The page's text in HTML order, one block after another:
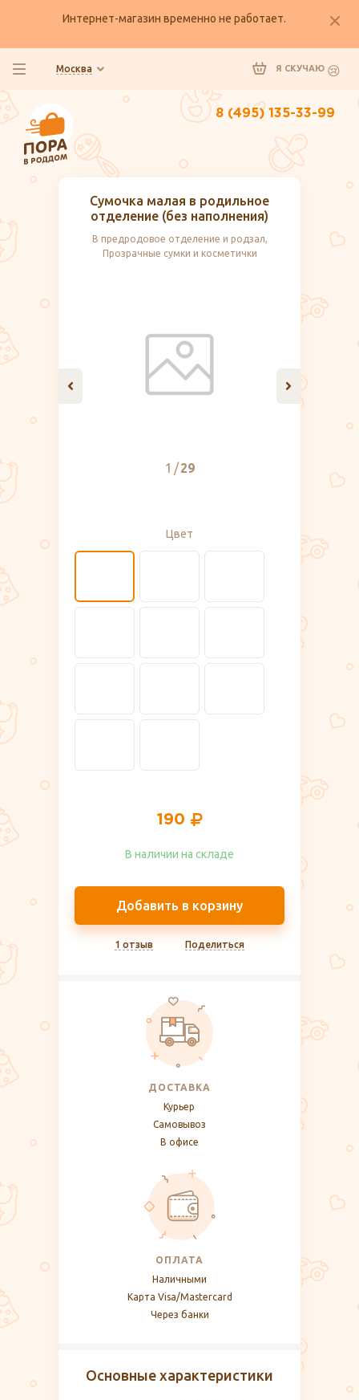
Интернет-магазин временно не работает.
Москва Я СКУЧАЮ
8 (495) 135-33-99
Сумочка малая в родильное
отделение (без наполнения)
В предродовое отделение и родзал,
Прозрачные сумки и косметички
1 29
Цвет
190
В наличии на складе​
Добавить в корзину
1 отзыв Поделиться
ДОСТАВКА
Курьер
Самовывоз
В офисе
ОПЛАТА
Наличными
Карта Visa/Mastercard
Через банки
Основные характеристики